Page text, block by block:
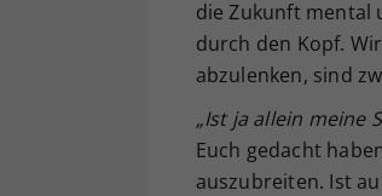
die Zukunft mental
durch den Kopf.
abzulenken, sind
„Ist ja allein meine
Euch gedacht
auszubreiten. Ist